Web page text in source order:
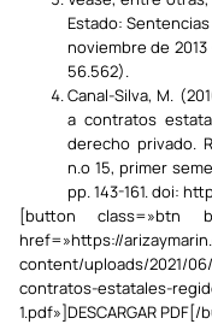
Estado: Sentencias
noviembre de 2013
56.562).
Canal-Silva, M.
a contratos
derecho privado.
n.o 15, primer
pp. 143-161. doi:
[button class=»btn
href=»https://
content/uploads/2021/
contratos-estatales-
1.pdf»]DESCARGAR